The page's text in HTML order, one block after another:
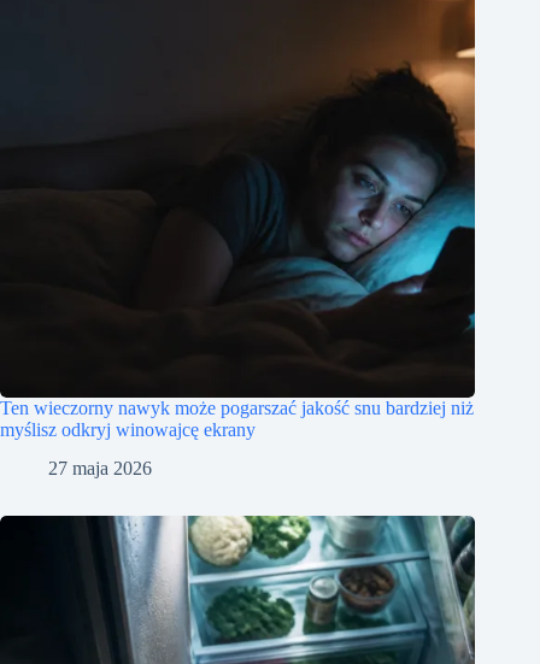
Ten wieczorny nawyk może pogarszać jakość snu bardziej niż
myślisz odkryj winowajcę ekrany
27 maja 2026